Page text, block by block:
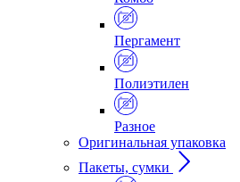
Пергамент
Полиэтилен
Разное
Оригинальная упаковка
Пакеты, сумки